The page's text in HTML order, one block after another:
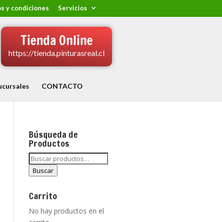
y condiciones Servicios
Tienda Online
https://tienda.pinturasreal.cl
CONTACTO
Búsqueda de
Productos
Buscar
por:
Buscar
Carrito
No hay productos en el